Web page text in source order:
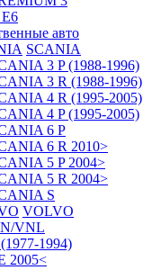
авто
SCANIA
3 P (1988-1996)
3 R (1988-1996)
4 R (1995-2005)
4 P (1995-2005)
6 P
6 R 2010>
5 P 2004>
5 R 2004>
S
VOLVO
VNL
1994)
2005<